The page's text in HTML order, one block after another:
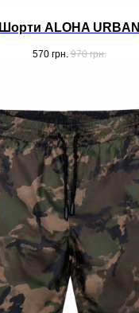
Шорти ALOHA URBAN
570 грн. 970 грн.